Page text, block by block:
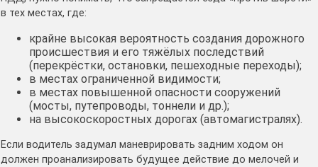
в тех местах, где:
крайне высокая вероятность создания дорожного
происшествия и его тяжёлых последствий
(перекрёстки, остановки, пешеходные переходы);
в местах ограниченной видимости;
в местах повышенной опасности сооружений
(мосты, путепроводы, тоннели и др.);
на высокоскоростных дорогах (автомагистралях).
Если водитель задумал маневрировать задним ходом он
должен проанализировать будущее действие до мелочей и